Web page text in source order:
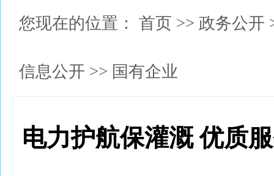
您现在的位置： 首页 >> 政务公开
信息公开 >> 国有企业
电力护航保灌溉 优质